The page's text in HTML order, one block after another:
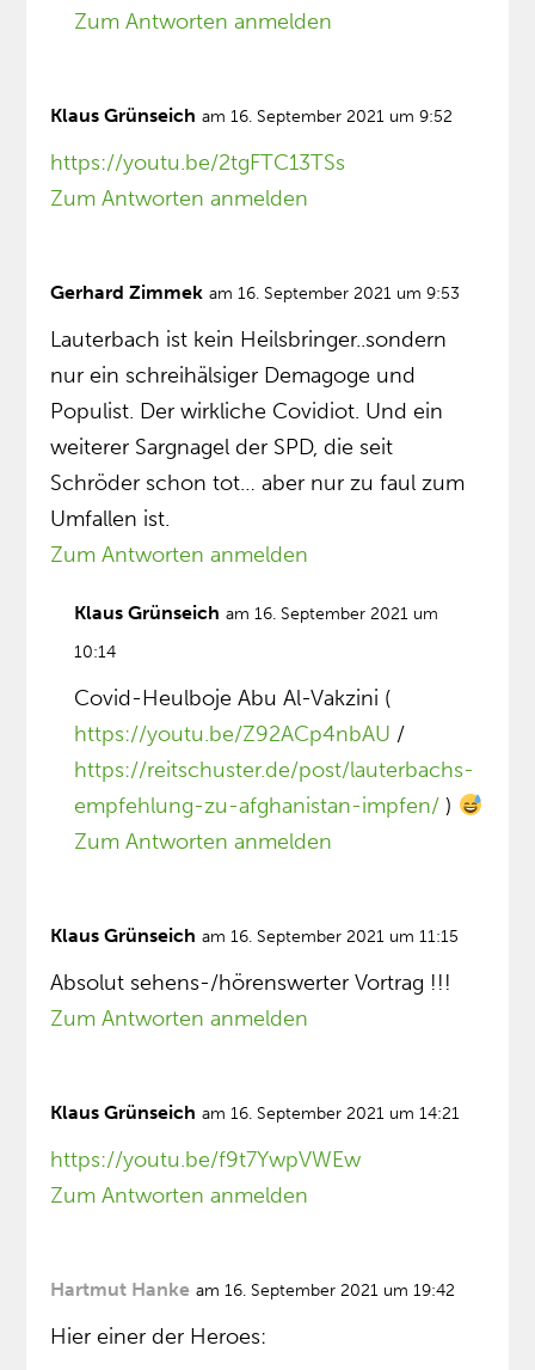
Zum Antworten anmelden
Klaus Grünseich am 16. September 2021 um 9:52
https://youtu.be/2tgFTC13TSs
Zum Antworten anmelden
Gerhard Zimmek am 16. September 2021 um 9:53
Lauterbach ist kein Heilsbringer..sondern
nur ein schreihälsiger Demagoge und
Populist. Der wirkliche Covidiot. Und ein
weiterer Sargnagel der SPD, die seit
Schröder schon tot… aber nur zu faul zum
Umfallen ist.
Zum Antworten anmelden
Klaus Grünseich am 16. September 2021 um
10:14
Covid-Heulboje Abu Al-Vakzini (
https://youtu.be/Z92ACp4nbAU /
https://reitschuster.de/post/lauterbachs-
empfehlung-zu-afghanistan-impfen/ )
Zum Antworten anmelden
Klaus Grünseich am 16. September 2021 um 11:15
Absolut sehens-/hörenswerter Vortrag !!!
Zum Antworten anmelden
Klaus Grünseich am 16. September 2021 um 14:21
https://youtu.be/f9t7YwpVWEw
Zum Antworten anmelden
Hartmut Hanke am 16. September 2021 um 19:42
Hier einer der Heroes: